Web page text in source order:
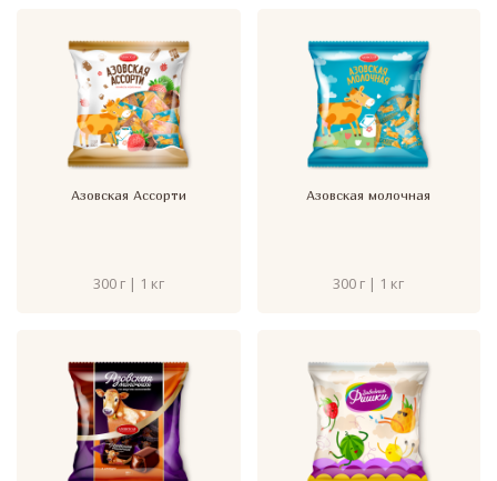
Азовская Ассорти
300 г | 1 кг
Азовская молочная
300 г | 1 кг